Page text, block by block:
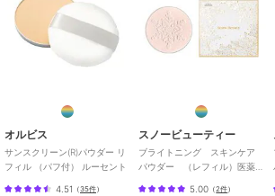
オルビス
サンスクリーン(R)パウダー リ
フィル （パフ付） ルーセント
4.51 （35件）
スノービューティー
ブライトニング スキンケア
パウダー （レフィル）医薬
5.00 （2件）